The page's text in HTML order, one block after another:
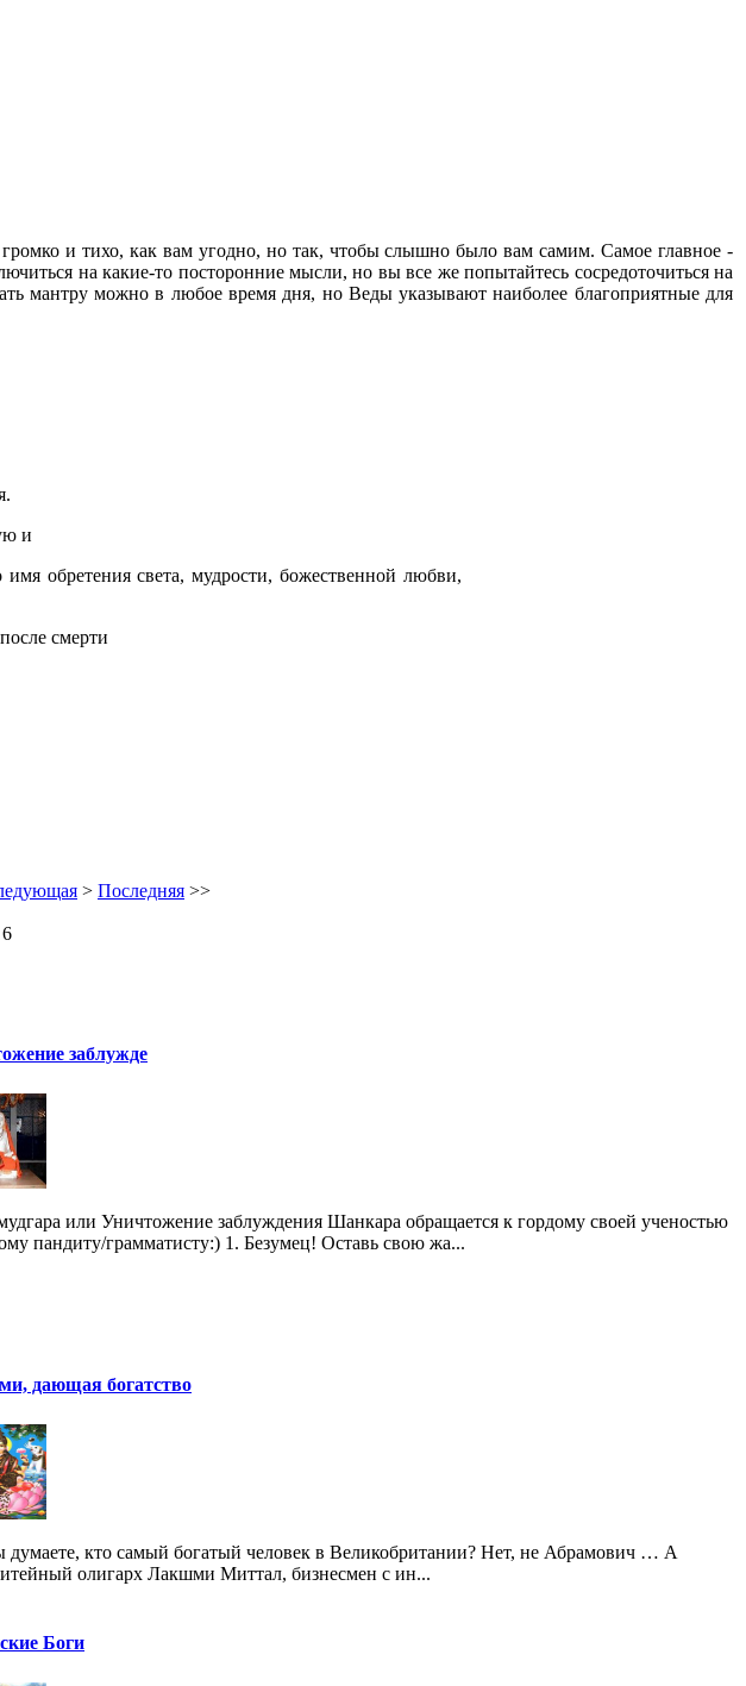
и тихо, как вам угодно, но так, чтобы слышно было вам самим. Самое главное -
на какие-то посторонние мысли, но вы все же попытайтесь сосредоточиться на
мантру можно в любое время дня, но Веды указывают наиболее благоприятные для
и
обретения света, мудрости, божественной любви,
смерти
> Последняя >>
заблужде
или Уничтожение заблуждения Шанкара обращается к гордому своей ученостью
пандиту/грамматисту:) 1. Безумец! Оставь свою жа...
дающая богатство
думаете, кто самый богатый человек в Великобритании? Нет, не Абрамович … А
олигарх Лакшми Миттал, бизнесмен с ин...
Боги